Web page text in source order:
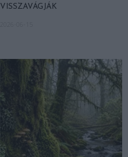
VISSZAVÁGJÁK